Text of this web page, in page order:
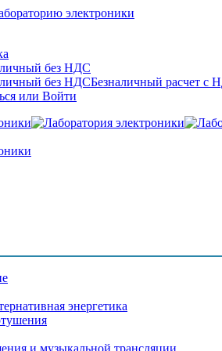
электроники
без НДС
без НДСБезналичный расчет с
или Войти
энергетика
и музыкальной трансляции